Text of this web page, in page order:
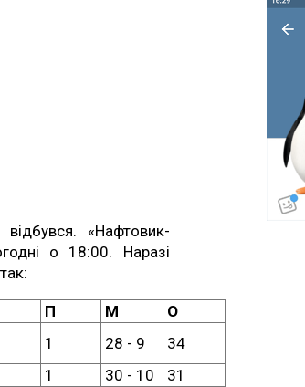
«Нафтовик-
о 18:00. Наразі
П М
О
1 28 - 9
34
1 30 - 10
31